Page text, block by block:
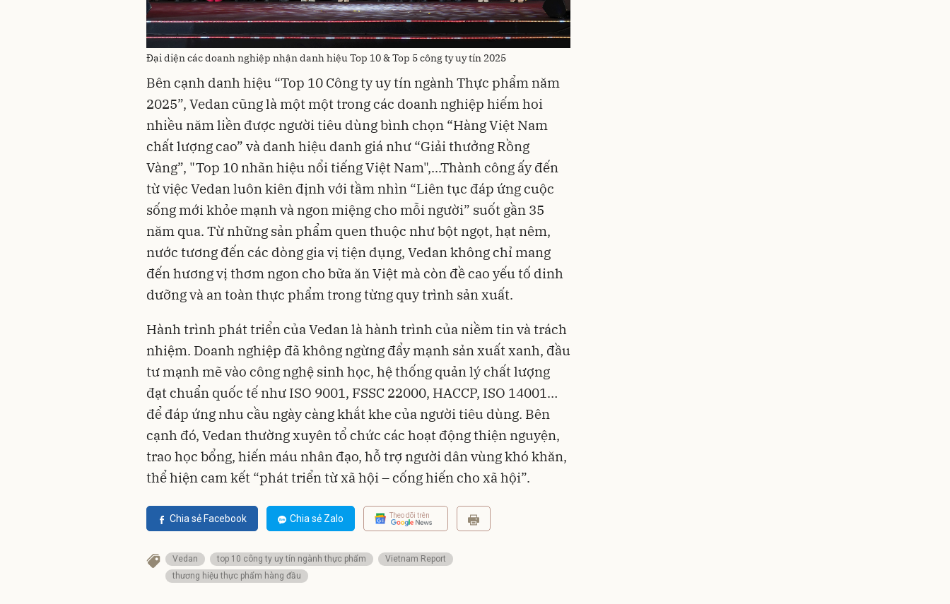
Đại diện các doanh nghiệp nhận danh hiệu Top 10 & Top 5 công ty uy tín 2025
Bên cạnh danh hiệu “Top 10 Công ty uy tín ngành Thực phẩm năm
2025”, Vedan cũng là một một trong các doanh nghiệp hiếm hoi
nhiều năm liền được người tiêu dùng bình chọn “Hàng Việt Nam
chất lượng cao” và danh hiệu danh giá như “Giải thưởng Rồng
Vàng”, "Top 10 nhãn hiệu nổi tiếng Việt Nam",...Thành công ấy đến
từ việc Vedan luôn kiên định với tầm nhìn “Liên tục đáp ứng cuộc
sống mới khỏe mạnh và ngon miệng cho mỗi người” suốt gần 35
năm qua. Từ những sản phẩm quen thuộc như bột ngọt, hạt nêm,
nước tương đến các dòng gia vị tiện dụng, Vedan không chỉ mang
đến hương vị thơm ngon cho bữa ăn Việt mà còn đề cao yếu tố dinh
dưỡng và an toàn thực phẩm trong từng quy trình sản xuất.
Hành trình phát triển của Vedan là hành trình của niềm tin và trách
nhiệm. Doanh nghiệp đã không ngừng đẩy mạnh sản xuất xanh, đầu
tư mạnh mẽ vào công nghệ sinh học, hệ thống quản lý chất lượng
đạt chuẩn quốc tế như ISO 9001, FSSC 22000, HACCP, ISO 14001…
để đáp ứng nhu cầu ngày càng khắt khe của người tiêu dùng. Bên
cạnh đó, Vedan thường xuyên tổ chức các hoạt động thiện nguyện,
trao học bổng, hiến máu nhân đạo, hỗ trợ người dân vùng khó khăn,
thể hiện cam kết “phát triển từ xã hội – cống hiến cho xã hội”.
Chia sẻ Facebook Chia sẻ Zalo Theo dõi trên
Vedan top 10 công ty uy tín ngành thực phẩm
Vietnam Report
thương hiệu thực phẩm hàng đầu